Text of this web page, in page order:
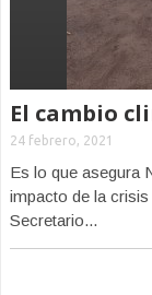
El cambio
24 febrero, 2021
Es lo que asegura
impacto de la
Secretario...